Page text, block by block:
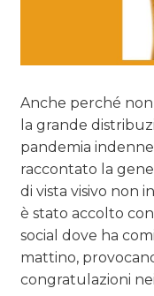
Anche perché
la grande
pandemia
raccontato la
di vista visivo non
è stato accolto
social dove ha
mattino,
congratulazioni